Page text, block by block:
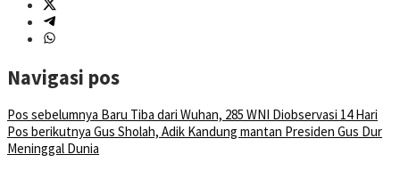
Navigasi pos
Pos sebelumnya Baru Tiba dari Wuhan, 285 WNI Diobservasi 14 Hari
Pos berikutnya Gus Sholah, Adik Kandung mantan Presiden Gus Dur
Meninggal Dunia